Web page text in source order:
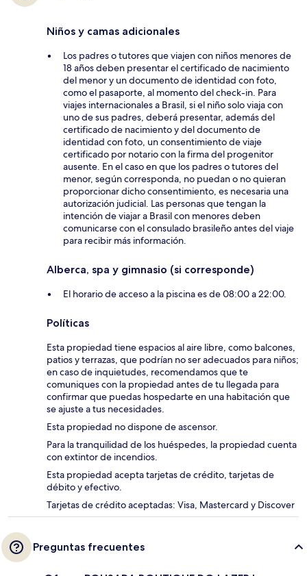
Niños y camas adicionales
Los padres o tutores que viajen con niños menores de
18 años deben presentar el certificado de nacimiento
del menor y un documento de identidad con foto,
como el pasaporte, al momento del check-in. Para
viajes internacionales a Brasil, si el niño solo viaja con
uno de sus padres, deberá presentar, además del
certificado de nacimiento y del documento de
identidad con foto, un consentimiento de viaje
certificado por notario con la firma del progenitor
ausente. En el caso en que los padres o tutores del
menor, según corresponda, no puedan o no quieran
proporcionar dicho consentimiento, es necesaria una
autorización judicial. Las personas que tengan la
intención de viajar a Brasil con menores deben
comunicarse con el consulado brasileño antes del viaje
para recibir más información.
Alberca, spa y gimnasio (si corresponde)
El horario de acceso a la piscina es de 08:00 a 22:00.
Políticas
Esta propiedad tiene espacios al aire libre, como balcones,
patios y terrazas, que podrían no ser adecuados para niños;
en caso de inquietudes, recomendamos que te
comuniques con la propiedad antes de tu llegada para
confirmar que puedas hospedarte en una habitación que
se ajuste a tus necesidades.
Esta propiedad no dispone de ascensor.
Para la tranquilidad de los huéspedes, la propiedad cuenta
con extintor de incendios.
Esta propiedad acepta tarjetas de crédito, tarjetas de
débito y efectivo.
Tarjetas de crédito aceptadas: Visa, Mastercard y Discover
Preguntas frecuentes